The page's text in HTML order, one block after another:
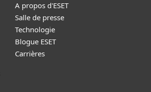
A propos d'ESET
Salle de presse
Technologie
Blogue ESET
Carrières